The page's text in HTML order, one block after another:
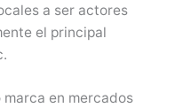
a ser actores
el principal
en mercados